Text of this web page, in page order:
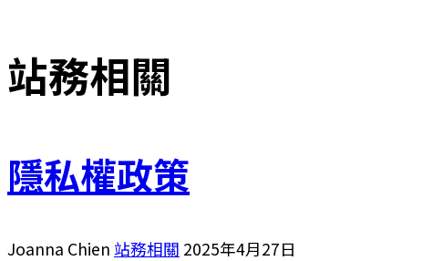
站務相關
隱私權政策
Joanna Chien 站務相關 2025年4月27日